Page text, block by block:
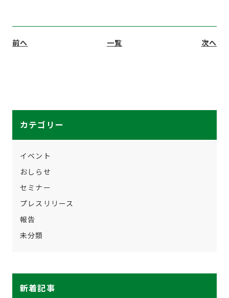
前へ 一覧 次へ
カテゴリー
イベント
おしらせ
セミナー
プレスリリース
報告
未分類
新着記事